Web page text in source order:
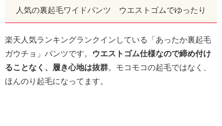
人気の裏起毛ワイドパンツ ウエストゴムでゆったり
楽天人気ランキングランクインしている「あったか裏起毛
ガウチョ」パンツです。
ウエストゴム仕様なので締め付け
ることなく、履き心地は抜群。モコモコの起毛ではなく、
ほんのり起毛になってます。